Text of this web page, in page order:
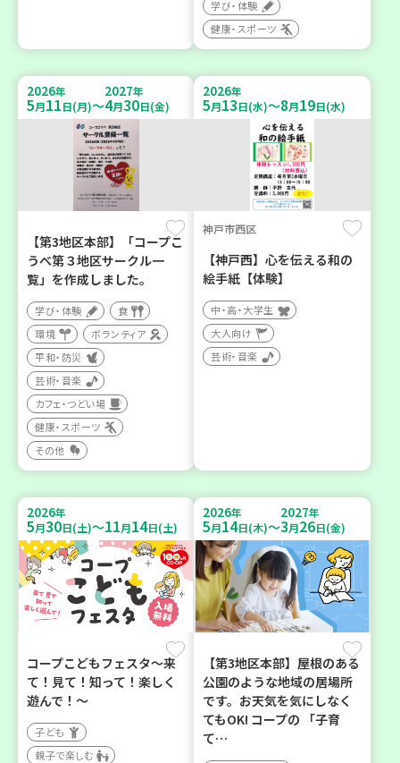
学び・体験
健康・スポーツ
2026年
5月11日(月)～
2027年
4月30日(金)
【第3地区本部】「コープこ
うべ第３地区サークル一
覧」を作成しました。
学び・体験
食
環境
ボランティア
平和・防災
芸術・音楽
カフェ・つどい場
健康・スポーツ
その他
2026年
5月13日(水)～8月19日(水)
神戸市西区
【神戸西】心を伝える和の
絵手紙【体験】
中・高・大学生
大人向け
芸術・音楽
2026年
5月30日(土)～11月14日(土)
コープこどもフェスタ～来
て！見て！知って！楽しく
遊んで！～
子ども
親子で楽しむ
2026年
5月14日(木)～
2027年
3月26日(金)
【第3地区本部】屋根のある
公園のような地域の居場所
です。お天気を気にしなく
てもOK! コープの 「子育
て…